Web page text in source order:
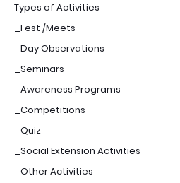
Types of Activities
_Fest /Meets
_Day Observations
_Seminars
_Awareness Programs
_Competitions
_Quiz
_Social Extension Activities
_Other Activities